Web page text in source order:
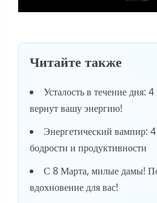
Читайте также
Усталость в течение дня:
вернут вашу энергию!
Энергетический вампир:
бодрости и продуктивности
С 8 Марта, милые дамы!
вдохновение для вас!